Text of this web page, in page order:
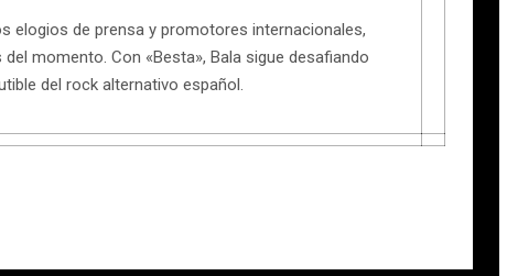
elogios de prensa y promotores internacionales,
momento. Con «Besta», Bala sigue desafiando
del rock alternativo español.